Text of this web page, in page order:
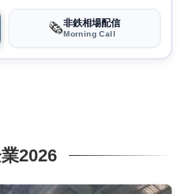
🗞️非鉄相場配信
Morning Call
2026